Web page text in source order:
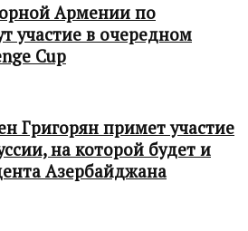
Армении по
участие в очередном
Cup
Григорян примет участие
на которой будет и
Азербайджана